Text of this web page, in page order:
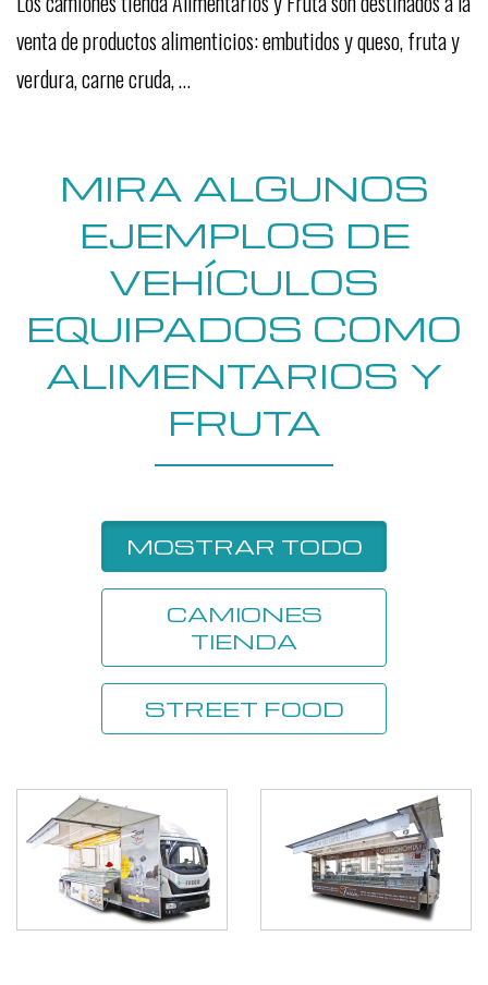
venta de productos alimenticios: embutidos y queso, fruta y
verdura, carne cruda, …
MIRA ALGUNOS
EJEMPLOS DE
VEHÍCULOS
EQUIPADOS COMO
ALIMENTARIOS Y
FRUTA
MOSTRAR TODO
CAMIONES
TIENDA
STREET FOOD